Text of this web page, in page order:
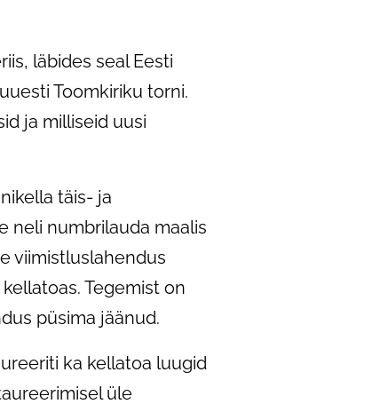
läbides seal Eesti
Toomkiriku torni.
ja milliseid uusi
täis- ja
neli numbrilauda maalis
viimistluslahendus
Tegemist on
püsima jäänud.
ka kellatoa luugid
üle